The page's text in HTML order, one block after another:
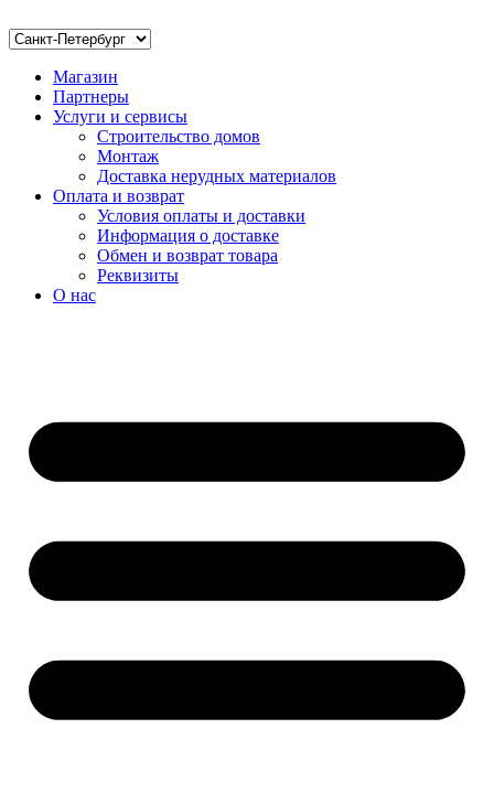
Магазин
Партнеры
Услуги и сервисы
Строительство домов
Монтаж
Доставка нерудных материалов
Оплата и возврат
Условия оплаты и доставки
Информация о доставке
Обмен и возврат товара
Реквизиты
О нас